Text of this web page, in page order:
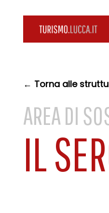
← Torna alle
AREA DI
IL